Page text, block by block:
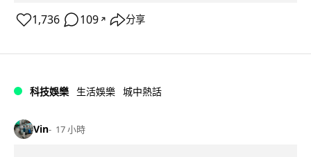
1,736 109 ↗ 分享
科技娛樂 生活娛樂 城中熱話
Vin 17 小時